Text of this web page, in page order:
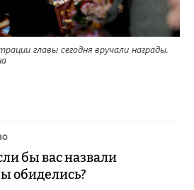
главы сегодня вручали награды.
бы вас назвали
обиделись?